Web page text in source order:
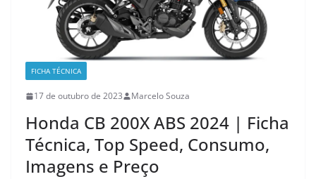
FICHA TÉCNICA
17 de outubro de 2023 Marcelo Souza
Honda CB 200X ABS 2024 | Ficha
Técnica, Top Speed, Consumo,
Imagens e Preço